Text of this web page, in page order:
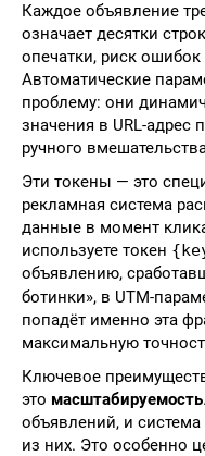
Каждое объявление
означает десятки
опечатки, риск
Автоматические
проблему: они
значения в URL-адрес
ручного
Эти токены — это
рекламная система
данные в момент
используете токен
объявлению,
ботинки», в UTM-
попадёт именно эта
максимальную
Ключевое
это масштабируемость
объявлений, и
из них. Это особенно